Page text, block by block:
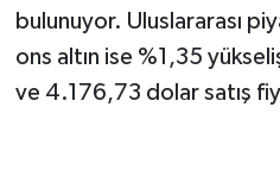
bulunuyor. Uluslararası
ons altın ise %1,35
ve 4.176,73 dolar satış